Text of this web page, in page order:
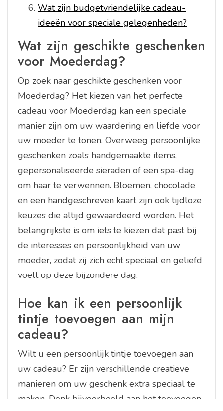
Wat zijn budgetvriendelijke cadeau-
ideeën voor speciale gelegenheden?
Wat zijn geschikte geschenken
voor Moederdag?
Op zoek naar geschikte geschenken voor
Moederdag? Het kiezen van het perfecte
cadeau voor Moederdag kan een speciale
manier zijn om uw waardering en liefde voor
uw moeder te tonen. Overweeg persoonlijke
geschenken zoals handgemaakte items,
gepersonaliseerde sieraden of een spa-dag
om haar te verwennen. Bloemen, chocolade
en een handgeschreven kaart zijn ook tijdloze
keuzes die altijd gewaardeerd worden. Het
belangrijkste is om iets te kiezen dat past bij
de interesses en persoonlijkheid van uw
moeder, zodat zij zich echt speciaal en geliefd
voelt op deze bijzondere dag.
Hoe kan ik een persoonlijk
tintje toevoegen aan mijn
cadeau?
Wilt u een persoonlijk tintje toevoegen aan
uw cadeau? Er zijn verschillende creatieve
manieren om uw geschenk extra speciaal te
maken. Denk bijvoorbeeld aan het toevoegen